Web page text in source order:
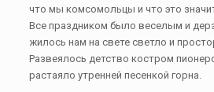
что мы комсомольцы и что это
Все праздником было веселым и
жилось нам на свете светло и
Развеялось детство костром
растаяло утренней песенкой горна.